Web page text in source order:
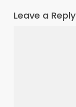
Leave a Reply